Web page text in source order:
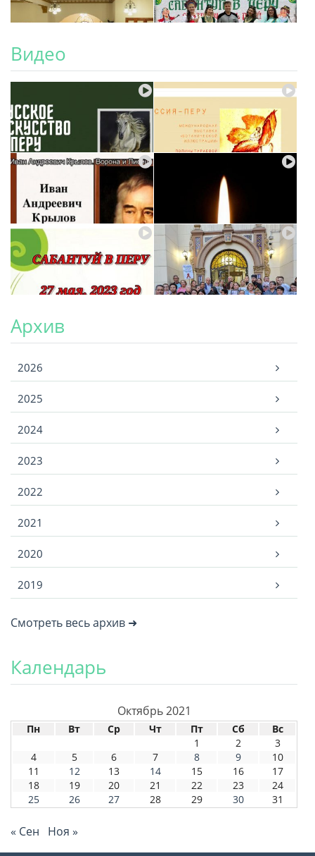
Видео
Архив
2026
2025
2024
2023
2022
2021
2020
2019
Смотреть весь архив ➜
Календарь
Октябрь 2021
Пн Вт Ср Чт Пт Сб
Вс
1
2
3
4
5 6 7 8 9
10
11
12 13 14 15 16
17
18
19 20 21 22 23
24
25
26 27 28 29 30 31
« Сен Ноя »